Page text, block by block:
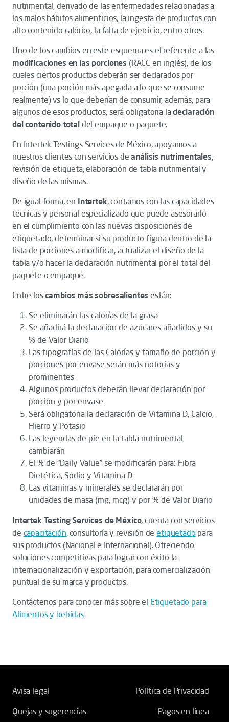
nutrimental, derivado de las enfermedades relacionadas a
los malos hábitos alimenticios, la ingesta de productos con
alto contenido calórico, la falta de ejercicio, entro otros.
Uno de los cambios en este esquema es el referente a las
modificaciones en las porciones (RACC en inglés), de los
cuales ciertos productos deberán ser declarados por
porción (una porción más apegada a lo que se consume
realmente) vs lo que deberían de consumir, además, para
algunos de esos productos, será obligatoria ladeclaración
del contenido total del empaque o paquete.
En Intertek Testings Services de México, apoyamos a
nuestros clientes con servicios deanálisis nutrimentales,
revisión de etiqueta, elaboración de tabla nutrimental y
diseño de las mismas.
De igual forma, en Intertek, contamos con las capacidades
técnicas y personal especializado que puede asesorarlo
en el cumplimiento con las nuevas disposiciones de
etiquetado, determinar si su producto figura dentro de la
lista de porciones a modificar, actualizar el diseño de la
tabla y/o hacer la declaración nutrimental por el total del
paquete o empaque.
Entre loscambios más sobresalientes están:
Se eliminarán las calorías de la grasa
Se añadirá la declaración de azúcares añadidos y su
% de Valor Diario
Las tipografías de las Calorías y tamaño de porción y
porciones por envase serán más notorias y
prominentes
Algunos productos deberán llevar declaración por
porción y por envase
Será obligatoria la declaración de Vitamina D, Calcio,
Hierro y Potasio
Las leyendas de pie en la tabla nutrimental
cambiarán
El % de “Daily Value” se modificarán para: Fibra
Dietética, Sodio y Vitamina D
Las vitaminas y minerales se declararán por
unidades de masa (mg, mcg) y por % de Valor Diario
Intertek Testing Services de México, cuenta con servicios
de capacitación, consultoría y revisión deetiquetado para
sus productos (Nacional e Internacional). Ofreciendo
soluciones competitivas para lograr con éxito la
internacionalización y exportación, para comercialización
puntual de su marca y productos.
Contáctenos para conocer más sobre el Etiquetado para
Alimentos y bebidas
Avisa legal
Política de Privacidad
Quejas y sugerencias
Pagos en línea